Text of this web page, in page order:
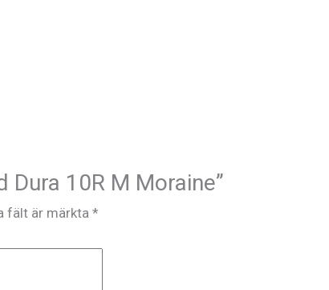
10R M Moraine”
fält är märkta *